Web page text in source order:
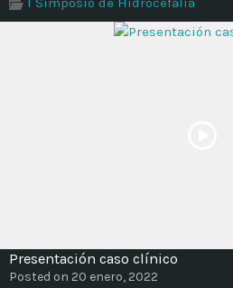
Presentación caso clínico
Posted on 20 enero, 2022